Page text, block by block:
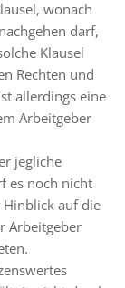
wonach
darf,
Klausel
Rechten und
allerdings eine
Arbeitgeber
jegliche
es noch nicht
auf die
Arbeitgeber